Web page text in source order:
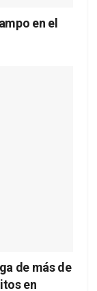
en el
de más de
en